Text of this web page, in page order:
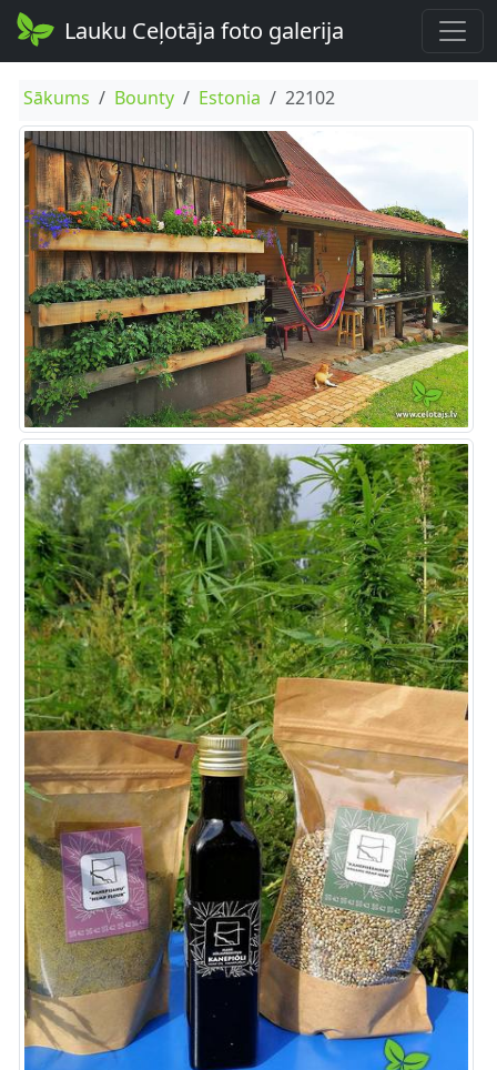
Lauku Ceļotāja foto galerija
Sākums Bounty Estonia 22102